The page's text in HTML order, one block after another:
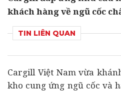
khách hàng về ngũ cốc
TIN LIÊN QUAN
Cargill Việt Nam vừa
kho cung ứng ngũ cốc và